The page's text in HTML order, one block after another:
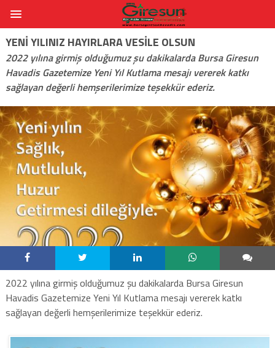
YENI YILINIZ HAYIRLARA VESILE OLSUN
2022 yılına girmiş olduğumuz şu dakikalarda Bursa Giresun
Havadis Gazetemize Yeni Yıl Kutlama mesajı vererek katkı
sağlayan değerli hemşerilerimize teşekkür ederiz.
2022 yılına girmiş olduğumuz şu dakikalarda Bursa Giresun
Havadis Gazetemize Yeni Yıl Kutlama mesajı vererek katkı
sağlayan değerli hemşerilerimize teşekkür ederiz.